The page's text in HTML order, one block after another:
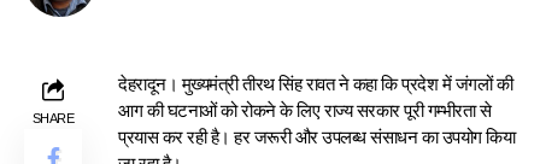
SHARE
देहरादून। मुख्यमंत्री तीरथ सिंह रावत ने कहा कि प्रदेश में जंगलों की
आग की घटनाओं को रोकने के लिए राज्य सरकार पूरी गम्भीरता से
प्रयास कर रही है। हर जरूरी और उपलब्ध संसाधन का उपयोग किया